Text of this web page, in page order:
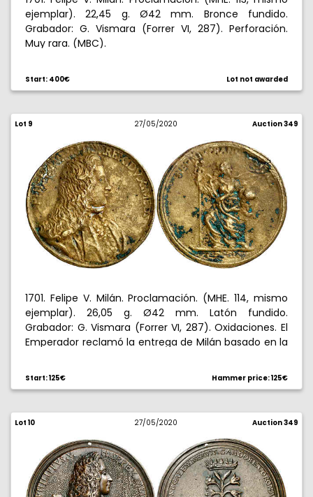
ejemplar). 22,45 g. Ø42 mm. Bronce fundido.
Grabador: G. Vismara (Forrer VI, 287). Perforación.
Muy rara. (MBC).
la teoría de que Milán era un feudo masculino del
The Emperor claimed the delivery of Milan based on
the theory that the Duchy of Milan was a male fief of
the Empire.
Start: 400€ Lot not awarded
Lot 9 27/05/2020 Auction 349
1701. Felipe V. Milán. Proclamación. (MHE. 114, mismo
ejemplar). 26,05 g. Ø42 mm. Latón fundido.
Grabador: G. Vismara (Forrer VI, 287). Oxidaciones. El
Emperador reclamó la entrega de Milán basado en la
feudo masculino del Imperio. Ex Áureo 22/10/2003, nº
4771. Rara. (MBC).
Start: 125€ Hammer price: 125€
Lot 10 27/05/2020 Auction 349